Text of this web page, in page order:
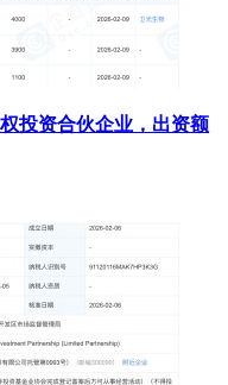
投资合伙企业，出资额